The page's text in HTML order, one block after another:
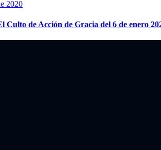
2020
Culto de Acción de Gracia del 6 de enero